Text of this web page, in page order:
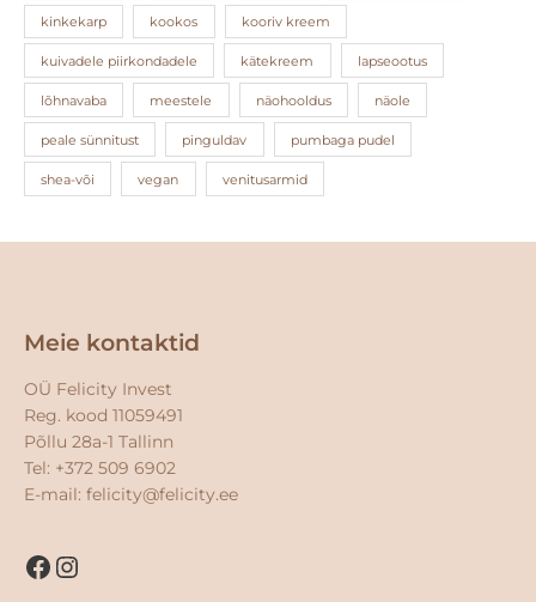
kinkekarp kookos kooriv kreem
kuivadele piirkondadele kätekreem lapseootus
lõhnavaba meestele näohooldus näole
peale sünnitust pinguldav pumbaga pudel
shea-või vegan venitusarmid
Meie kontaktid
OÜ Felicity Invest
Reg. kood 11059491
Põllu 28a-1 Tallinn
Tel: +372 509 6902
E-mail: felicity@felicity.ee
Facebook
Instagram